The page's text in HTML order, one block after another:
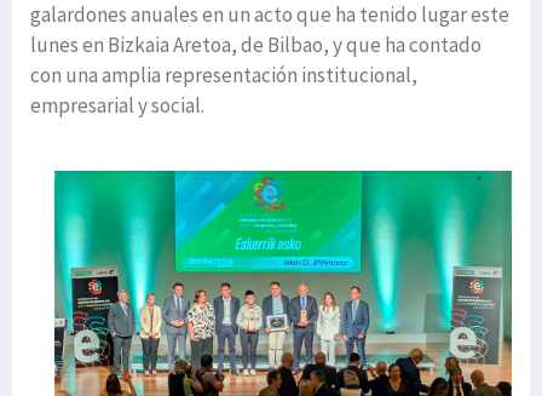
galardones anuales en un acto que ha tenido lugar este
lunes en Bizkaia Aretoa, de Bilbao, y que ha contado
con una amplia representación institucional,
empresarial y social.